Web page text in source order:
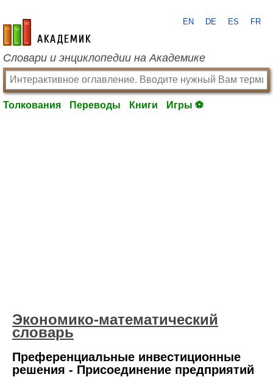
academic.ru
EN DE ES FR
Словари и энциклопедии на Академике
Толкования Переводы Книги Игры ⚽
Экономико-математический
словарь
Преференциальные инвестиционные
решения - Присоединение предприятий